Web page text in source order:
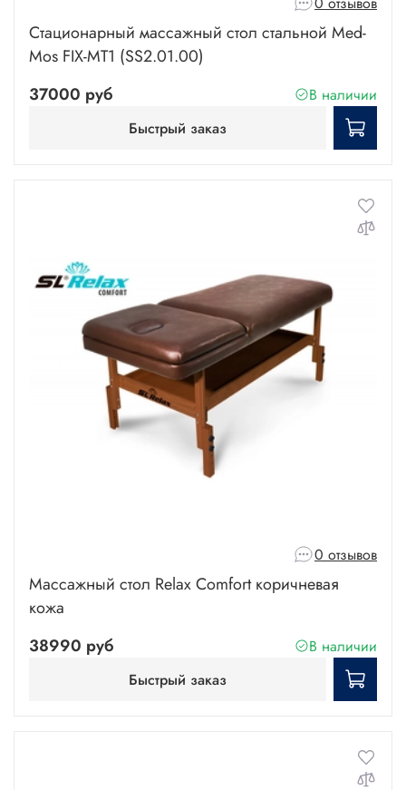
Стационарный массажный стол стальной Med-
Mos FIX-MT1 (SS2.01.00)
37000 руб
В наличии
Быстрый заказ
0 отзывов
Массажный стол Relax Comfort коричневая
кожа
38990 руб
В наличии
Быстрый заказ